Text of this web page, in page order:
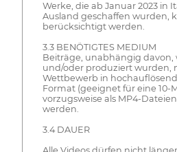
Werke, die ab Januar 2023 in
Ausland geschaffen wurden,
berücksichtigt werden.
3.3 BENÖTIGTES MEDIUM
Beiträge, unabhängig davon,
und/oder produziert wurden,
Wettbewerb in
Format (geeignet für eine 10-
vorzugsweise als MP4-
werden.
3.4 DAUER